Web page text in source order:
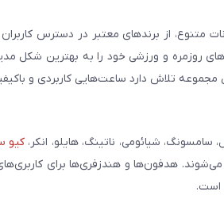
متنوع، از برندهای معتبر در دسترس
روزمره و ورزشی خود را به بهترین شکل
تلاش دارد ساعت‌هایی کاربردی و باکیفیت
شیائومی، ناتینگ، هایلو، انکر، کیو
می‌شوند. هدفون‌ها و هندزفری‌ها برای
است.